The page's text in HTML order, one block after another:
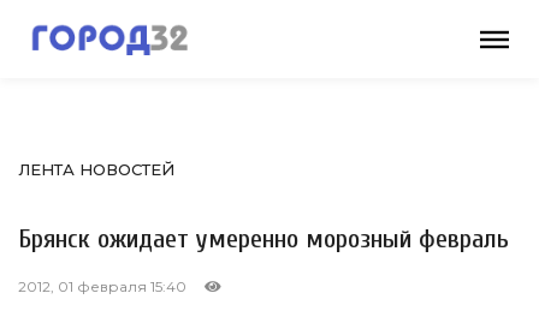
ЛЕНТА НОВОСТЕЙ
Брянск ожидает умеренно морозный февраль
2012, 01 февраля 15:40